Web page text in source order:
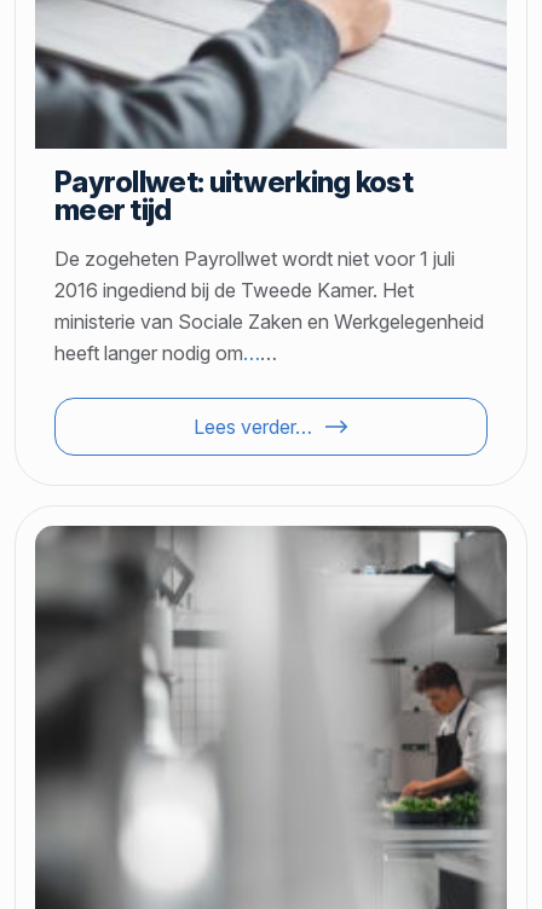
Payrollwet: uitwerking kost
meer tijd
De zogeheten Payrollwet wordt niet voor 1 juli
2016 ingediend bij de Tweede Kamer. Het
ministerie van Sociale Zaken en Werkgelegenheid
heeft langer nodig om……
Lees verder…